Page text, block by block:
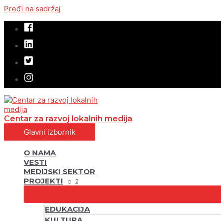
Pređi na sadržaj
Centar za razvoj lokalnih medija
Glavni izbornik
O NAMA
VESTI
MEDIJSKI SEKTOR
PROJEKTI
EDUKACIJA